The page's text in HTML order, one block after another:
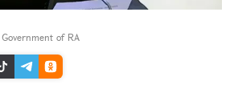
of RA